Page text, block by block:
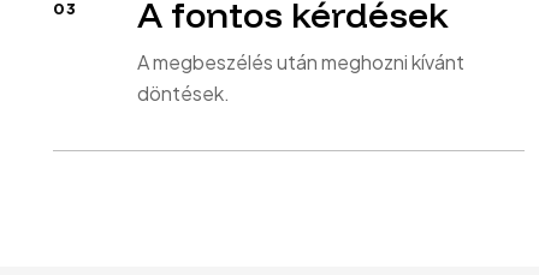
A fontos kérdések
A megbeszélés után meghozni kívánt
döntések.